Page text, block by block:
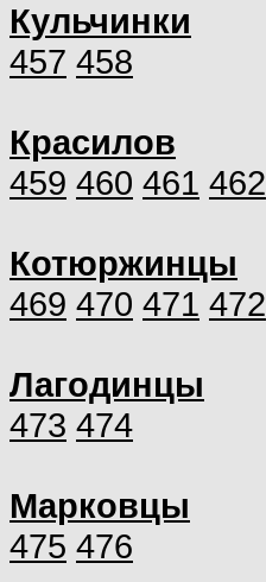
Кульчинки
457 458
Красилов
459 460 461 462
Котюржинцы
469 470 471 472
Лагодинцы
473 474
Марковцы
475 476